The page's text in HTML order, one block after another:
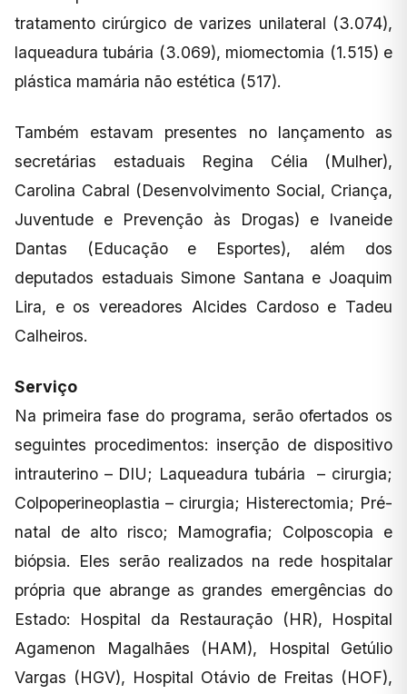
tratamento cirúrgico de varizes unilateral (3.074),
laqueadura tubária (3.069), miomectomia (1.515) e
plástica mamária não estética (517).
Também estavam presentes no lançamento as
secretárias estaduais Regina Célia (Mulher),
Carolina Cabral (Desenvolvimento Social, Criança,
Juventude e Prevenção às Drogas) e Ivaneide
Dantas (Educação e Esportes), além dos
deputados estaduais Simone Santana e Joaquim
Lira, e os vereadores Alcides Cardoso e Tadeu
Calheiros.
Serviço
Na primeira fase do programa, serão ofertados os
seguintes procedimentos: inserção de dispositivo
intrauterino – DIU; Laqueadura tubária – cirurgia;
Colpoperineoplastia – cirurgia; Histerectomia; Pré-
natal de alto risco; Mamografia; Colposcopia e
biópsia. Eles serão realizados na rede hospitalar
própria que abrange as grandes emergências do
Estado: Hospital da Restauração (HR), Hospital
Agamenon Magalhães (HAM), Hospital Getúlio
Vargas (HGV), Hospital Otávio de Freitas (HOF),